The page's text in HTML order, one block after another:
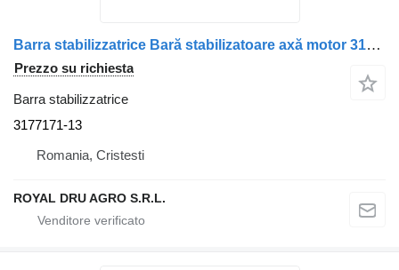
Barra stabilizzatrice Bară stabilizatoare axă motor 3177171-13 per camion Volvo 3177171
Prezzo su richiesta
Barra stabilizzatrice
3177171-13
Romania, Cristesti
ROYAL DRU AGRO S.R.L.